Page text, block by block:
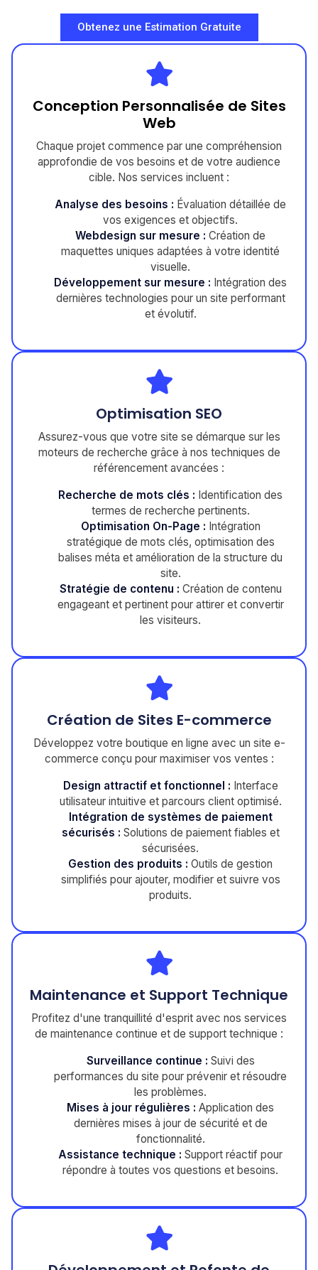
Obtenez une Estimation Gratuite
Conception Personnalisée de Sites
Web
Chaque projet commence par une compréhension
approfondie de vos besoins et de votre audience
cible. Nos services incluent :
Analyse des besoins : Évaluation détaillée de
vos exigences et objectifs.
Webdesign sur mesure : Création de
maquettes uniques adaptées à votre identité
visuelle.
Développement sur mesure : Intégration des
dernières technologies pour un site performant
et évolutif.
Optimisation SEO
Assurez-vous que votre site se démarque sur les
moteurs de recherche grâce à nos techniques de
référencement avancées :
Recherche de mots clés : Identification des
termes de recherche pertinents.
Optimisation On-Page : Intégration
stratégique de mots clés, optimisation des
balises méta et amélioration de la structure du
site.
Stratégie de contenu : Création de contenu
engageant et pertinent pour attirer et convertir
les visiteurs.
Création de Sites E-commerce
Développez votre boutique en ligne avec un site e-
commerce conçu pour maximiser vos ventes :
Design attractif et fonctionnel : Interface
utilisateur intuitive et parcours client optimisé.
Intégration de systèmes de paiement
sécurisés : Solutions de paiement fiables et
sécurisées.
Gestion des produits : Outils de gestion
simplifiés pour ajouter, modifier et suivre vos
produits.
Maintenance et Support Technique
Profitez d'une tranquillité d'esprit avec nos services
de maintenance continue et de support technique :
Surveillance continue : Suivi des
performances du site pour prévenir et résoudre
les problèmes.
Mises à jour régulières : Application des
dernières mises à jour de sécurité et de
fonctionnalité.
Assistance technique : Support réactif pour
répondre à toutes vos questions et besoins.